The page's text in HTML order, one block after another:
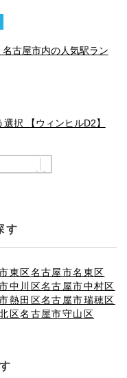
名古屋市内の人気駅ラン
択 【ウィンヒルD2】
す
東区名古屋市名東区
中川区名古屋市中村区
熱田区名古屋市瑞穂区
区名古屋市守山区